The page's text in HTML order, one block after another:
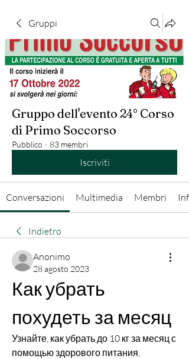
Gruppi
Gruppo dell'evento 24° Corso
di Primo Soccorso
Pubblico · 83 membri
Iscriviti
Conversazioni Multimedia Membri Info
Indietro
Anonimo
28 agosto 2023
Как убрать
похудеть за месяц
Узнайте, как убрать до 10 кг за месяц с
помощью здорового питания,